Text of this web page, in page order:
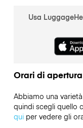
Usa
Orari di apertura
Abbiamo una
quindi scegli quello
quiper vedere gli